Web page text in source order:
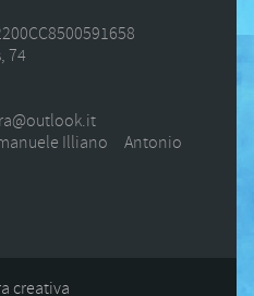
74
Illiano Antonio
creativa